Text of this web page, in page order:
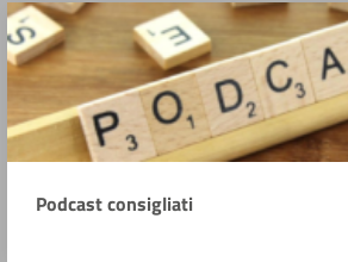
Podcast consigliati